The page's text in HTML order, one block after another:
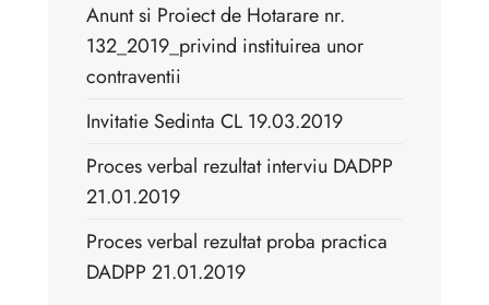
Anunt si Proiect de Hotarare nr.
132_2019_privind instituirea unor
contraventii
Invitatie Sedinta CL 19.03.2019
Proces verbal rezultat interviu DADPP
21.01.2019
Proces verbal rezultat proba practica
DADPP 21.01.2019